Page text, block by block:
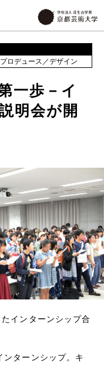
プロデュース／デザイン
一歩－イ
明会が開
インターンシップ合
ターンシップ。キ